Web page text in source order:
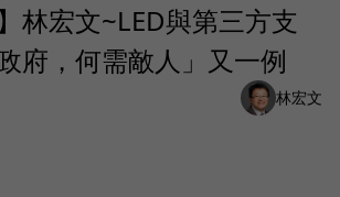
林宏文~LED與第三方支
府，何需敵人」又一例
林宏文